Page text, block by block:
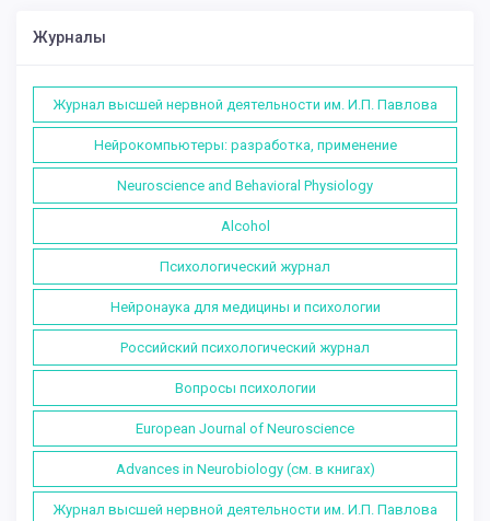
Журналы
Журнал высшей нервной деятельности им. И.П. Павлова
Нейрокомпьютеры: разработка, применение
Neuroscience and Behavioral Physiology
Alcohol
Психологический журнал
Нейронаука для медицины и психологии
Российский психологический журнал
Вопросы психологии
European Journal of Neuroscience
Advances in Neurobiology (см. в книгах)
Журнал высшей нервной деятельности им. И.П. Павлова